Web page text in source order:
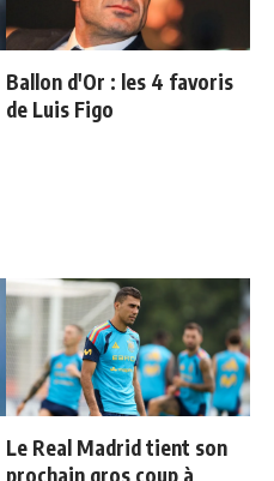
Ballon d'Or : les 4 favoris
de Luis Figo
Le Real Madrid tient son
prochain gros coup à